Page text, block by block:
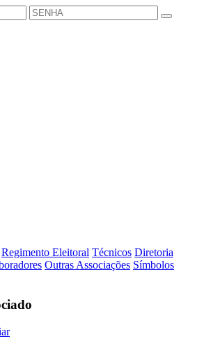
Regimento Eleitoral Técnicos Diretoria
Outras Associações Símbolos